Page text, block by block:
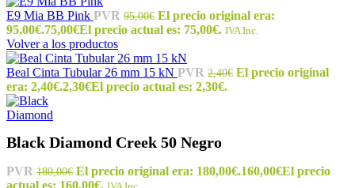
E9 Mia BB Pink PVR 95,00€ El precio original era:
95,00€.75,00€El precio actual es: 75,00€. IVA Inc.
Volver a los productos
Beal Cinta Tubular 26 mm 15 kN PVR 2,40€ El precio original
era: 2,40€.2,30€El precio actual es: 2,30€.
Black Diamond Creek 50 Negro
PVR 180,00€ El precio original era: 180,00€.160,00€El precio